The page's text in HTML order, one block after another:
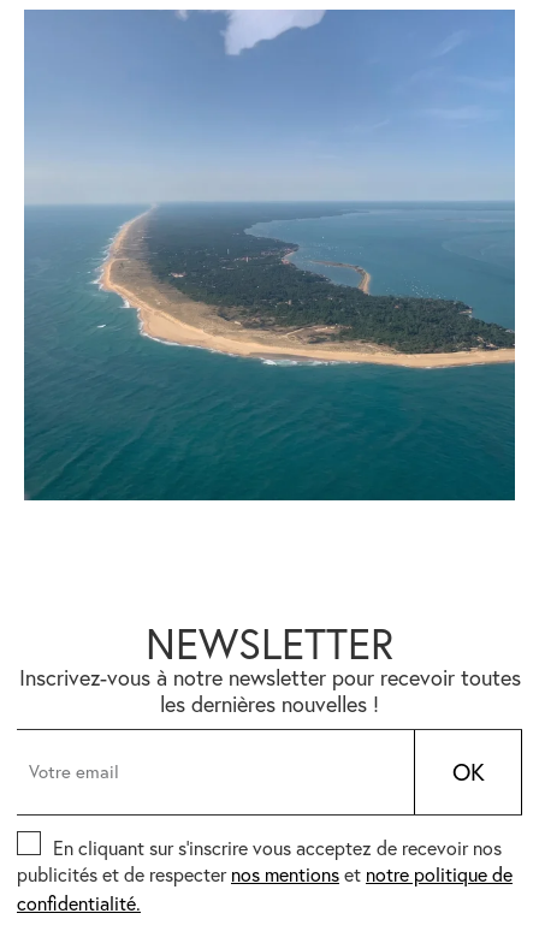
NEWSLETTER
Inscrivez-vous à notre newsletter pour recevoir toutes
les dernières nouvelles !
En cliquant sur s’inscrire vous acceptez de recevoir nos
publicités et de respecter nos mentions et notre politique de
confidentialité.
OK